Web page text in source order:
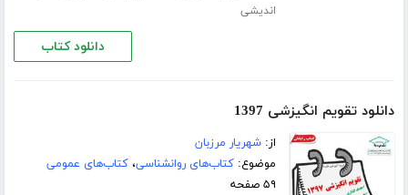
اندیشی
دانلود کتاب
دانلود تقویم انگیزشی 1397
از:شهریار مرزبان
موضوع:کتاب‌های روانشناسی،کتاب‌های عمومی
۵۹ صفحه